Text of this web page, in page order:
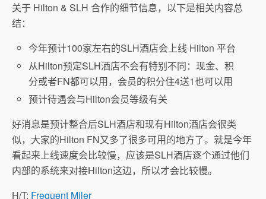
关于 Hilton & SLH 合作的细节信息，以下是相关内容总
结：
今年预计100家左右的SLH酒店会上线 Hilton 平台
从Hilton预定SLH酒店不会有特别不同：现金、积
分或者FN都可以用，会员的积分住4送1也可以用
预计待遇会与Hilton会员等级有关
好消息是预计整合后SLH酒店和现有Hilton酒店会很类
似，大家的Hilton FN又多了很多可用的地方了。就是今年
看起来上线速度会比较慢，应该是SLH酒店逐个通过他们
内部的系统来对接Hilton这边，所以才会比较慢。
H/T: Frequent Miler